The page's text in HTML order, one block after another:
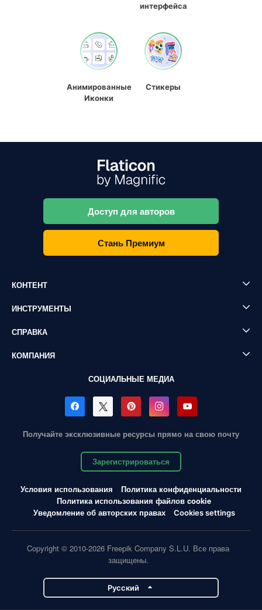
интерфейса
Анимированные
Иконки
Стикеры
Доступ для авторов
Стань Премиум
КОНТЕНТ
ИНСТРУМЕНТЫ
СПРАВКА
КОМПАНИЯ
СОЦИАЛЬНЫЕ МЕДИА
Получайте эксклюзивные ресурсы прямо на свою почту
Зарегистрироваться
Условия использования
Политика конфиденциальности
Политика использования файлов cookie
Уведомление об авторских правах
Cookies settings
Copyright © 2010-2026 Freepik Company S.L.U. Все права
защищены.
Pусский